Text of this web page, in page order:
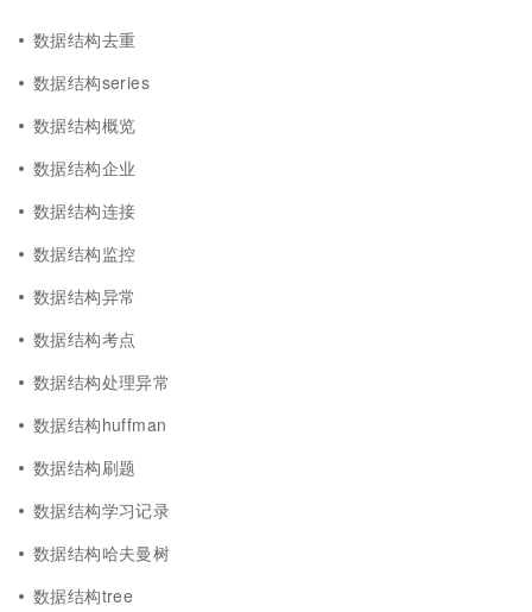
数据结构去重
数据结构series
数据结构概览
数据结构企业
数据结构连接
数据结构监控
数据结构异常
数据结构考点
数据结构处理异常
数据结构huffman
数据结构刷题
数据结构学习记录
数据结构哈夫曼树
数据结构tree